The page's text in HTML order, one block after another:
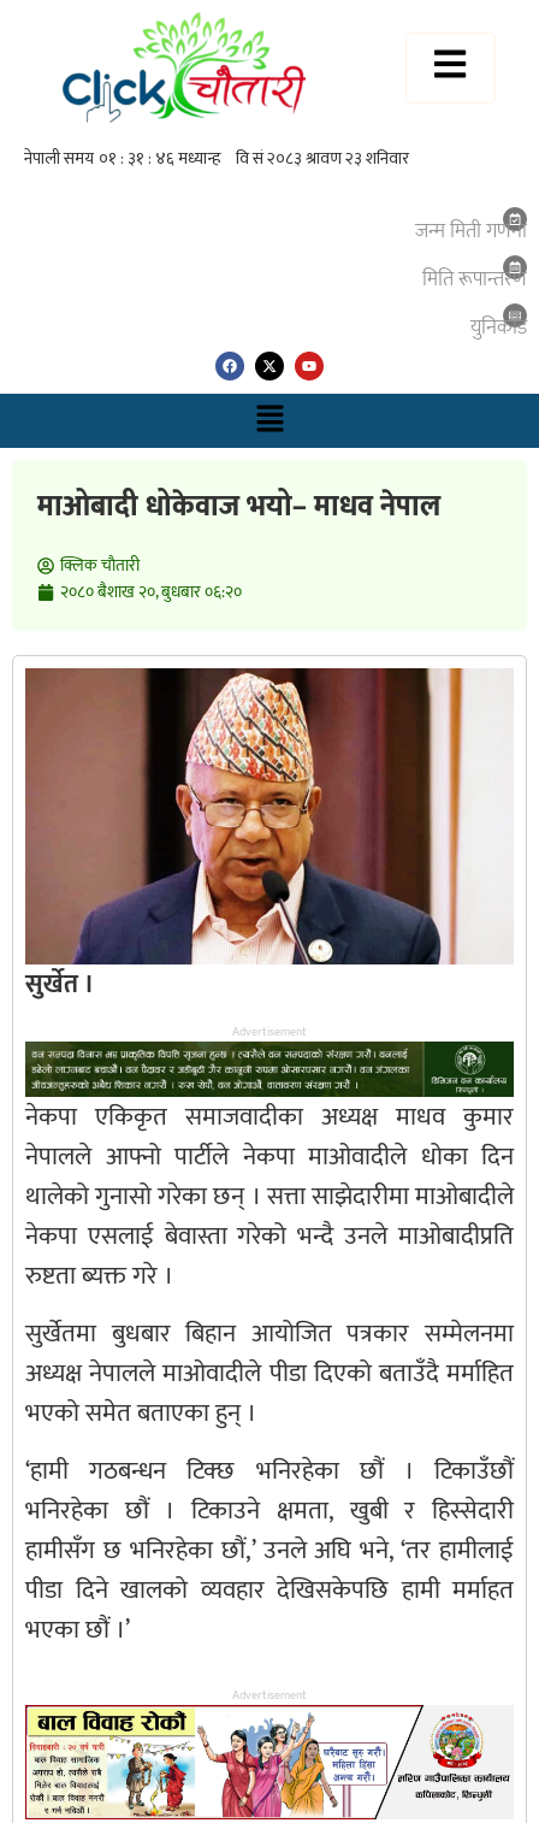
जन्म मिती गणना
मिति रूपान्तरण
युनिकाेड
माओबादी धोकेवाज भयो– माधव नेपाल
क्लिक चाैतारी
२०८० बैशाख २०, बुधबार ०६:२०
सुर्खेत ।
Advertisement
नेकपा एकिकृत समाजवादीका अध्यक्ष माधव कुमार
नेपालले आफ्नो पार्टीले नेकपा माओवादीले धोका दिन
थालेको गुनासो गरेका छन् । सत्ता साझेदारीमा माओबादीले
नेकपा एसलाई बेवास्ता गरेको भन्दै उनले माओबादीप्रति
रुष्टता ब्यक्त गरे ।
सुर्खेतमा बुधबार बिहान आयोजित पत्रकार सम्मेलनमा
अध्यक्ष नेपालले माओवादीले पीडा दिएको बताउँदै मर्माहित
भएको समेत बताएका हुन् ।
‘हामी गठबन्धन टिक्छ भनिरहेका छौं । टिकाउँछौं
भनिरहेका छौं । टिकाउने क्षमता, खुबी र हिस्सेदारी
हामीसँग छ भनिरहेका छौं,’ उनले अघि भने, ‘तर हामीलाई
पीडा दिने खालको व्यवहार देखिसकेपछि हामी मर्माहत
भएका छौं ।’
Advertisement